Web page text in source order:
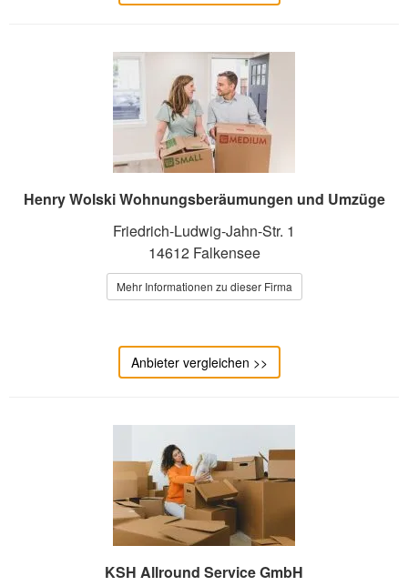
Henry Wolski Wohnungsberäumungen und Umzüge
Friedrich-Ludwig-Jahn-Str. 1
14612 Falkensee
Mehr Informationen zu dieser Firma
Anbieter vergleichen >>
KSH Allround Service GmbH